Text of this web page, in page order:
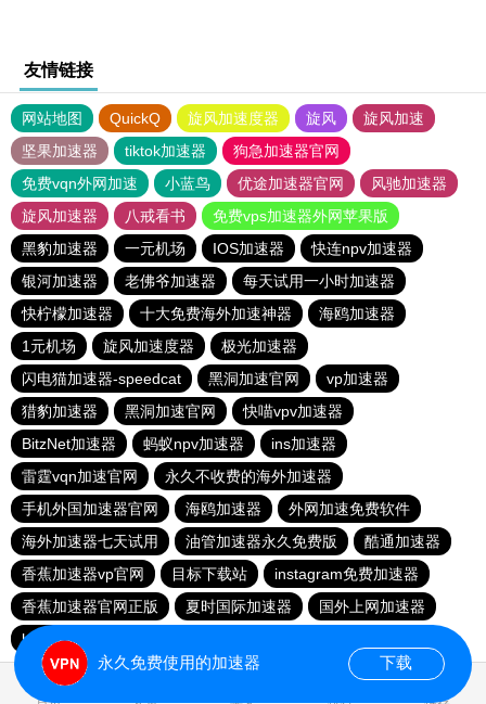
友情链接
网站地图 QuickQ 旋风加速度器 旋风
旋风加速
坚果加速器
tiktok加速器
狗急加速器官网
免费vqn外网加速
小蓝鸟 优途加速器官网
风驰加速器
旋风加速器
八戒看书
免费vps加速器外网苹果版
黑豹加速器
一元机场 IOS加速器
快连npv加速器
银河加速器
老佛爷加速器
每天试用一小时加速器
快柠檬加速器
十大免费海外加速神器
海鸥加速器
1元机场
旋风加速度器
极光加速器
闪电猫加速器-speedcat
黑洞加速官网
vp加速器
猎豹加速器
黑洞加速官网
快喵vpv加速器
BitzNet加速器
蚂蚁npv加速器
ins加速器
雷霆vqn加速官网
永久不收费的海外加速器
手机外国加速器官网
海鸥加速器
外网加速免费软件
海外加速器七天试用
油管加速器永久免费版
酷通加速器
香蕉加速器vp官网
目标下载站
instagram免费加速器
香蕉加速器官网正版
夏时国际加速器
国外上网加速器
hammer加速器
永久免费使用的加速器 下载